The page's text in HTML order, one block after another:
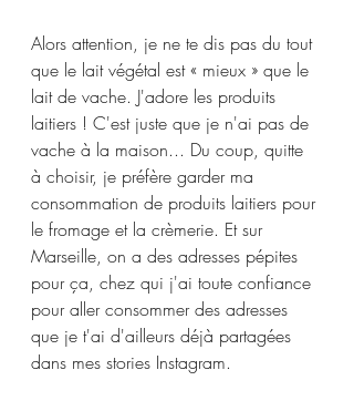
Alors attention, je ne te dis pas du tout
que le lait végétal est « mieux » que le
lait de vache. J'adore les produits
laitiers ! C'est juste que je n'ai pas de
vache à la maison... Du coup, quitte
à choisir, je préfère garder ma
consommation de produits laitiers pour
le fromage et la crèmerie. Et sur
Marseille, on a des adresses pépites
pour ça, chez qui j'ai toute confiance
pour aller consommer des adresses
que je t'ai d'ailleurs déjà partagées
dans mes stories Instagram.